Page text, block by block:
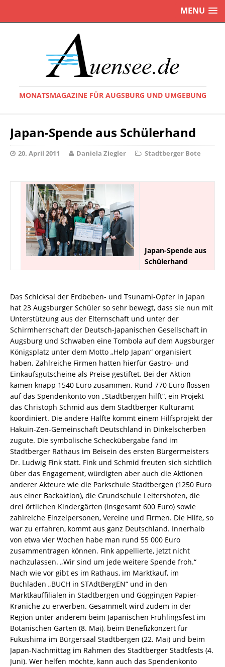
MENU
MONATSMAGAZINE FÜR AUGSBURG UND UMGEBUNG
Japan-Spende aus Schülerhand
20. April 2011 Daniela Ziegler Stadtberger Bote
Japan-Spende aus
Schülerhand
Das Schicksal der Erdbeben- und Tsunami-Opfer in Japan
hat 23 Augsburger Schüler so sehr bewegt, dass sie nun mit
Unterstützung aus der Elternschaft und unter der
Schirmherrschaft der Deutsch-Japanischen Gesellschaft in
Augsburg und Schwaben eine Tombola auf dem Augsburger
Königsplatz unter dem Motto „Help Japan“ organisiert
haben. Zahlreiche Firmen hatten hierfür Gastro- und
Einkaufsgutscheine als Preise gestiftet. Bei der Aktion
kamen knapp 1540 Euro zusammen. Rund 770 Euro flossen
auf das Spendenkonto von „Stadtbergen hilft“, ein Projekt
das Christoph Schmid aus dem Stadtberger Kulturamt
koordiniert. Die andere Hälfte kommt einem Hilfsprojekt der
Hakuin-Zen-Gemeinschaft Deutschland in Dinkelscherben
zugute. Die symbolische Scheckübergabe fand im
Stadtberger Rathaus im Beisein des ersten Bürgermeisters
Dr. Ludwig Fink statt. Fink und Schmid freuten sich sichtlich
über das Engagement, würdigten aber auch die Aktionen
anderer Akteure wie die Parkschule Stadtbergen (1250 Euro
aus einer Backaktion), die Grundschule Leitershofen, die
drei örtlichen Kindergärten (insgesamt 600 Euro) sowie
zahlreiche Einzelpersonen, Vereine und Firmen. Die Hilfe, so
war zu erfahren, kommt aus ganz Deutschland. Innerhalb
von etwa vier Wochen habe man rund 55 000 Euro
zusammentragen können. Fink appellierte, jetzt nicht
nachzulassen. „Wir sind um jede weitere Spende froh.“
Nach wie vor gibt es im Rathaus, im Marktkauf, im
Buchladen „BUCH in STAdtBergEN“ und in den
Marktkauffilialen in Stadtbergen und Göggingen Papier-
Kraniche zu erwerben. Gesammelt wird zudem in der
Region unter anderem beim Japanischen Frühlingsfest im
Botanischen Garten (8. Mai), beim Benefizkonzert für
Fukushima im Bürgersaal Stadtbergen (22. Mai) und beim
Japan-Nachmittag im Rahmen des Stadtberger Stadtfests (4.
Juni). Wer helfen möchte, kann auch das Spendenkonto